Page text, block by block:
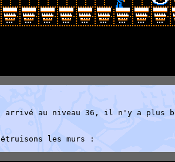
arrivé au niveau 36, il n'y a
les murs :